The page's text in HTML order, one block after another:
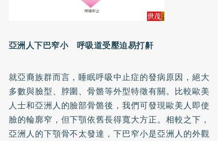
亞洲人下巴窄小 呼吸道受壓迫易打鼾
就亞裔族群而言，睡眠呼吸中止症的發病原因，絕大
多數與臉型、脖圍、骨骼等外型特徵有關。比較歐美
人士和亞洲人的臉部骨骼後，我們可發現歐美人即使
臉的輪廓窄，但下顎依舊長得寬大方正。相較之下，
亞洲人的下顎骨不太發達，下巴窄小是亞洲人的外觀